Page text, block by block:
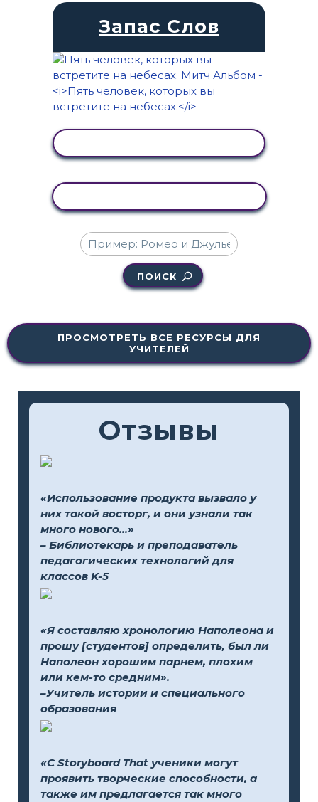
Запас Слов
ПОИСК
ПРОСМОТРЕТЬ ВСЕ РЕСУРСЫ ДЛЯ
УЧИТЕЛЕЙ
Отзывы
«Использование продукта вызвало у
них такой восторг, и они узнали так
много нового...»
– Библиотекарь и преподаватель
педагогических технологий для
классов K-5
«Я составляю хронологию Наполеона и
прошу [студентов] определить, был ли
Наполеон хорошим парнем, плохим
или кем-то средним».
–Учитель истории и специального
образования
«С Storyboard That ученики могут
проявить творческие способности, а
также им предлагается так много